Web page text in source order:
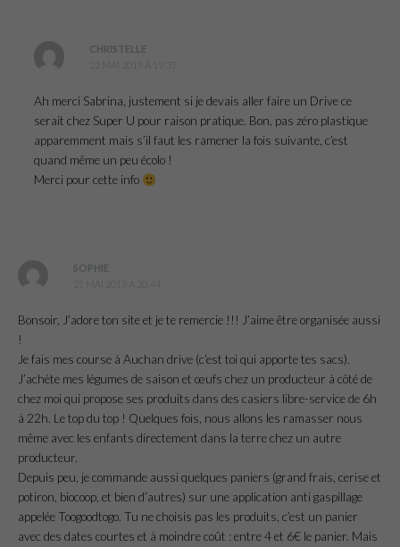
CHRISTELLE
22 MAI 2019 À 19:37
Ah merci Sabrina, justement si je devais aller faire un Drive ce
serait chez Super U pour raison pratique. Bon, pas zéro plastique
apparemment mais s’il faut les ramener la fois suivante, c’est
quand même un peu écolo !
Merci pour cette info
SOPHIE
21 MAI 2019 À 20:44
Bonsoir, J’adore ton site et je te remercie !!! J’aime être organisée aussi
!
Je fais mes course à Auchan drive (c’est toi qui apporte tes sacs).
J’achète mes légumes de saison et œufs chez un producteur à côté de
chez moi qui propose ses produits dans des casiers libre-service de 6h
à 22h. Le top du top ! Quelques fois, nous allons les ramasser nous
même avec les enfants directement dans la terre chez un autre
producteur.
Depuis peu, je commande aussi quelques paniers (grand frais, cerise et
potiron, biocoop, et bien d’autres) sur une application anti gaspillage
appelée Toogoodtogo. Tu ne choisis pas les produits, c’est un panier
avec des dates courtes et à moindre coût : entre 4 et 6€ le panier. Mais